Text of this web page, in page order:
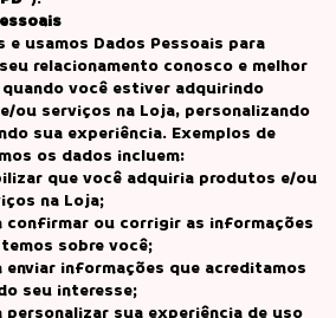
e usamos Dados Pessoais para
relacionamento conosco e melhor
você estiver adquirindo
ou serviços na Loja, personalizando
sua experiência. Exemplos de
os dados incluem:
que você adquiria produtos e/ou
na Loja;
confirmar ou corrigir as informações
sobre você;
enviar informações que acreditamos
seu interesse;
personalizar sua experiência de uso